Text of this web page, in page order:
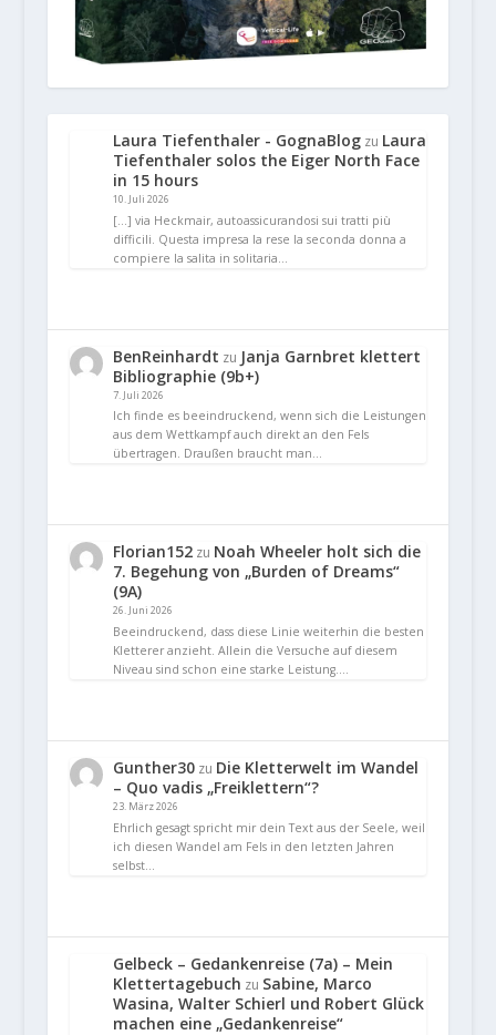
Laura Tiefenthaler - GognaBlogzu Laura
Tiefenthaler solos the Eiger North Face
in 15 hours
10. Juli 2026
[…] via Heckmair, autoassicurandosi sui tratti più
difficili. Questa impresa la rese la seconda donna a
compiere la salita in solitaria…
BenReinhardt zu Janja Garnbret klettert
Bibliographie (9b+)
7. Juli 2026
Ich finde es beeindruckend, wenn sich die Leistungen
aus dem Wettkampf auch direkt an den Fels
übertragen. Draußen braucht man…
Florian152zu Noah Wheeler holt sich die
7. Begehung von „Burden of Dreams“
(9A)
26. Juni 2026
Beeindruckend, dass diese Linie weiterhin die besten
Kletterer anzieht. Allein die Versuche auf diesem
Niveau sind schon eine starke Leistung.…
Gunther30zu Die Kletterwelt im Wandel
– Quo vadis „Freiklettern“?
23. März 2026
Ehrlich gesagt spricht mir dein Text aus der Seele, weil
ich diesen Wandel am Fels in den letzten Jahren
selbst…
Gelbeck – Gedankenreise (7a) – Mein
Klettertagebuch zu Sabine, Marco
Wasina, Walter Schierl und Robert Glück
machen eine „Gedankenreise“